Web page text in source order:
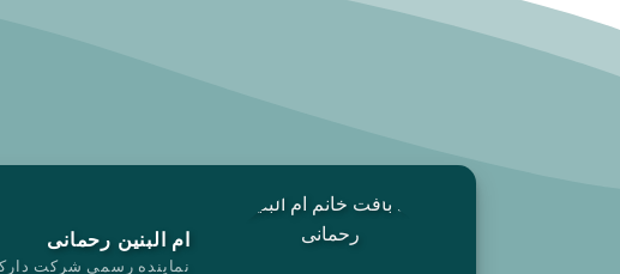
ام البنین رحمانی
نماینده رسمی شرکت